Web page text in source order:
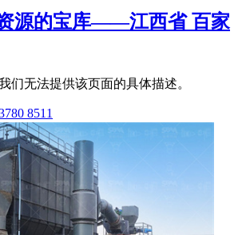
源的宝库——江西省 百家
们无法提供该页面的具体描述。
8511